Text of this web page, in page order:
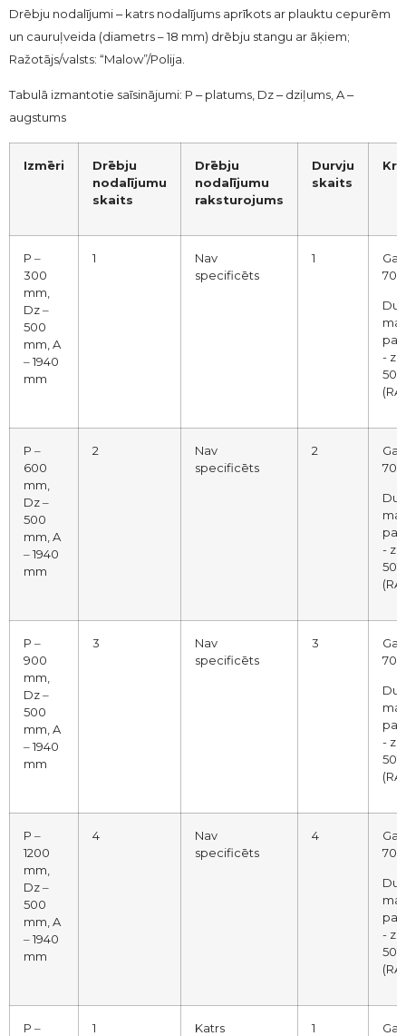
Drēbju nodalījumi ‒ katrs nodalījums aprīkots ar plauktu cepurēm
un cauruļveida (diametrs – 18 mm) drēbju stangu ar āķiem;
Ražotājs/valsts: “Malow”/Polija.
Tabulā izmantotie saīsinājumi: P ‒ platums, Dz ‒ dziļums, A ‒
augstums
Izmēri
Drēbju
nodalījumu
skaits
Drēbju
nodalījumu
raksturojums
Durvju
skaits
P ‒
300
mm,
Dz ‒
500
mm, A
‒ 1940
mm
1
Nav
specificēts
1
-
P ‒
600
mm,
Dz ‒
500
mm, A
‒ 1940
mm
2
Nav
specificēts
2
-
P ‒
900
mm,
Dz ‒
500
mm, A
‒ 1940
mm
3
Nav
specificēts
3
-
P ‒
1200
mm,
Dz ‒
500
mm, A
‒ 1940
mm
4
Nav
specificēts
4
-
P ‒
1
Katrs
1